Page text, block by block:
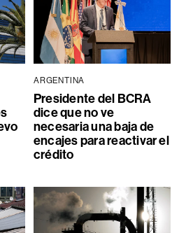
ARGENTINA
Presidente del BCRA
dice que no ve
necesaria una baja de
encajes para reactivar el
crédito